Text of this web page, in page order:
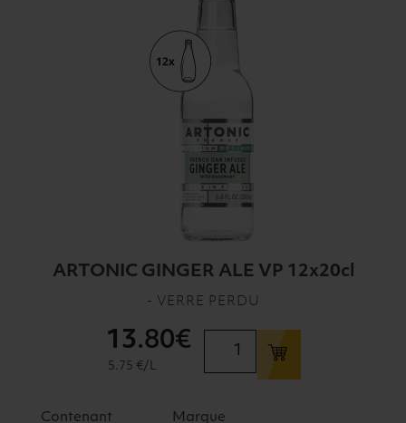
ARTONIC GINGER ALE VP 12x20cl
- VERRE PERDU
ARTONIC
13.80€
5.75 €/L
Contenant Marque